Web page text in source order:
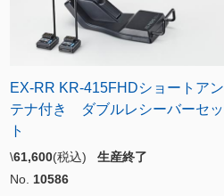
EX-RR KR-415FHDショートアン
テナ付き ダブルレシーバーセッ
ト
\61,600(税込) 生産終了
No. 10586